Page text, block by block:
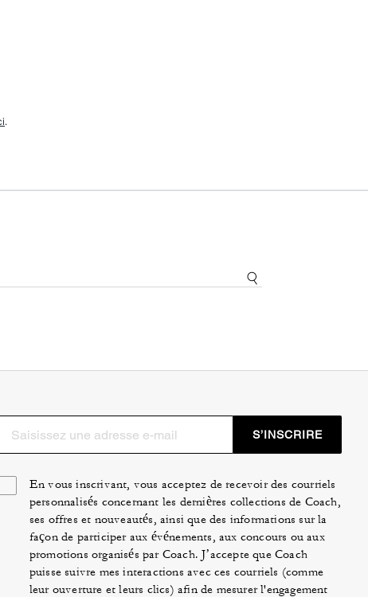
.
S’INSCRIRE
En vous inscrivant, vous acceptez de recevoir des courriels
personnalisés concernant les dernières collections de Coach,
ses offres et nouveautés, ainsi que des informations sur la
façon de participer aux événements, aux concours ou aux
promotions organisés par Coach. J’accepte que Coach
puisse suivre mes interactions avec ces courriels (comme
leur ouverture et leurs clics) afin de mesurer l'engagement